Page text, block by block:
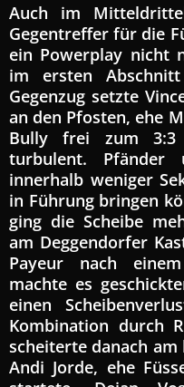
Auch im
Gegentreffer für die
ein Powerplay nicht
im ersten
Gegenzug setzte
an den Pfosten, ehe
Bully frei zum 3:3
turbulent. Pfänder
innerhalb weniger
in Führung bringen
ging die Scheibe
am Deggendorfer
Payeur nach
machte es
einen
Kombination durch
scheiterte danach
Andi Jorde, ehe